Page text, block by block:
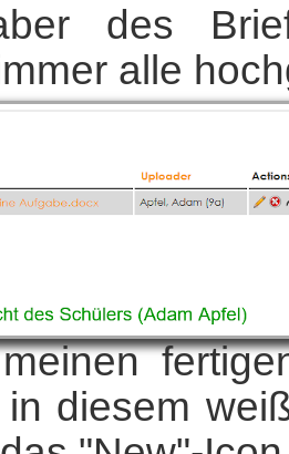
des
alle
diesem